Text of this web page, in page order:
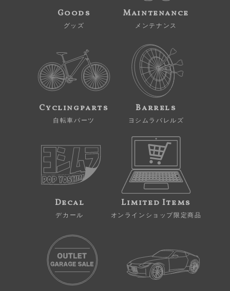
Goods
グッズ
Maintenance
メンテナンス
Cyclingparts
自転車パーツ
Barrels
ヨシムラバレルズ
Decal
デカール
Limited Items
オンラインショップ限定商品